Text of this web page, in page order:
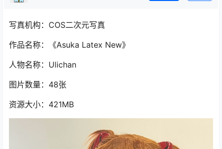
写真机构：COS二次元写真
作品名称：《Asuka Latex New》
人物名称：Ulichan
图片数量：48张
资源大小：421MB